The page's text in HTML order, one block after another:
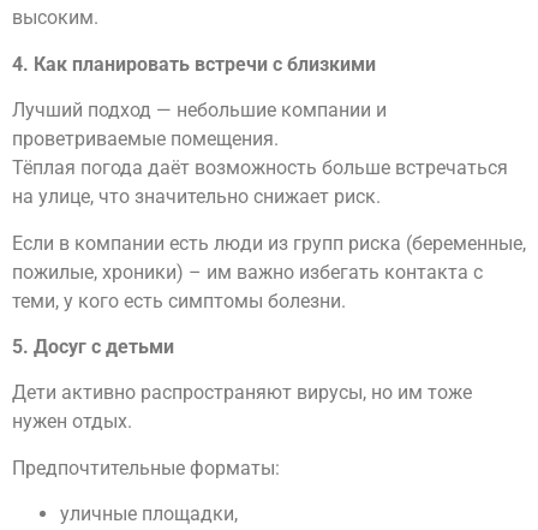
высоким.
4. Как планировать встречи с близкими
Лучший подход — небольшие компании и
проветриваемые помещения.
Тёплая погода даёт возможность больше встречаться
на улице, что значительно снижает риск.
Если в компании есть люди из групп риска (беременные,
пожилые, хроники) – им важно избегать контакта с
теми, у кого есть симптомы болезни.
5. Досуг с детьми
Дети активно распространяют вирусы, но им тоже
нужен отдых.
Предпочтительные форматы:
уличные площадки,